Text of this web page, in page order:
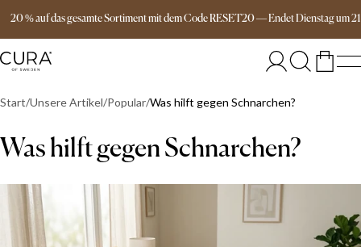
20 % auf das gesamte Sortiment mit dem Code RESET20—EndetDienstagum
Versandkostenfrei ab 149€
Start Unsere Artikel Popular Was hilft gegen Schnarchen?
Was hilft gegen Schnarchen?